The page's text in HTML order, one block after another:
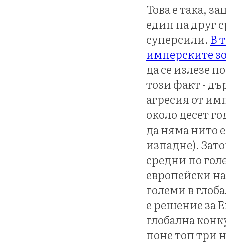
Това е така,
един на друг
суперсили. В
имперските
да се излезе
този факт -
агресия от
около десет
да няма нито
изпадне).
средни по
европейски
големи в
е решение за
глобална
поне топ три